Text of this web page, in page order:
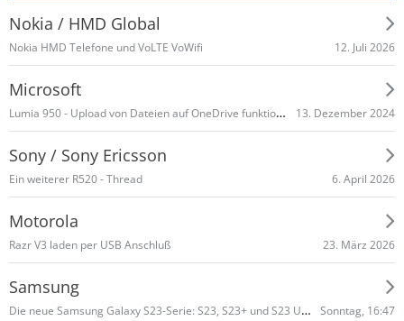
Nokia / HMD Global
Nokia HMD Telefone und VoLTE VoWifi 12. Juli 2026
Microsoft
Lumia 950 - Upload von Dateien auf OneDrive funktioniert nicht mehr 13. Dezember 2024
Sony / Sony Ericsson
Ein weiterer R520 - Thread 6. April 2026
Motorola
Razr V3 laden per USB Anschluß 23. März 2026
Samsung
Die neue Samsung Galaxy S23-Serie: S23, S23+ und S23 Ultra Sonntag, 16:47